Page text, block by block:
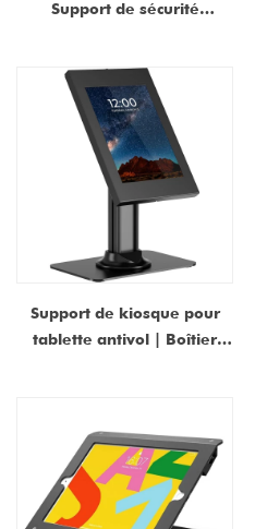
Support de sécurité
Support de kiosque de
comptoir et mural pour
point de vente au détail
Support de kiosque pour
tablette antivol | Boîtier
métal universel en Chine